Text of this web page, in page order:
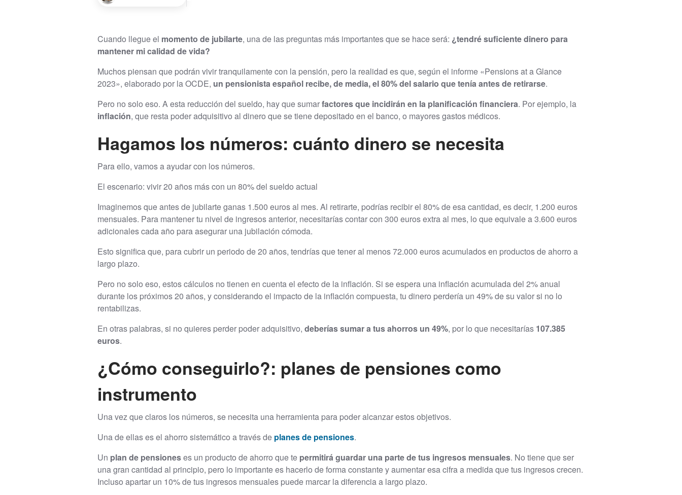
Cuando llegue el momento de jubilarte, una de las preguntas más importantes que se hace será: ¿tendré suficiente dinero para
mantener mi calidad de vida?
Muchos piensan que podrán vivir tranquilamente con la pensión, pero la realidad es que, según el informe «Pensions at a Glance
2023», elaborado por la OCDE, un pensionista español recibe, de media, el 80% del salario que tenía antes de retirarse.
Pero no solo eso. A esta reducción del sueldo, hay que sumarfactores que incidirán en la planificación financiera. Por ejemplo, la
inflación, que resta poder adquisitivo al dinero que se tiene depositado en el banco, o mayores gastos médicos.
Hagamos los números: cuánto dinero se necesita
Para ello, vamos a ayudar con los números.
El escenario: vivir 20 años más con un 80% del sueldo actual
Imaginemos que antes de jubilarte ganas 1.500 euros al mes. Al retirarte, podrías recibir el 80% de esa cantidad, es decir, 1.200 euros
mensuales. Para mantener tu nivel de ingresos anterior, necesitarías contar con 300 euros extra al mes, lo que equivale a 3.600 euros
adicionales cada año para asegurar una jubilación cómoda.
Esto significa que, para cubrir un periodo de 20 años, tendrías que tener al menos 72.000 euros acumulados en productos de ahorro a
largo plazo.
Pero no solo eso, estos cálculos no tienen en cuenta el efecto de la inflación. Si se espera una inflación acumulada del 2% anual
durante los próximos 20 años, y considerando el impacto de la inflación compuesta, tu dinero perdería un 49% de su valor si no lo
rentabilizas.
En otras palabras, si no quieres perder poder adquisitivo, deberías sumar a tus ahorros un 49%, por lo que necesitarías 107.385
euros.
¿Cómo conseguirlo?: planes de pensiones como
instrumento
Una vez que claros los números, se necesita una herramienta para poder alcanzar estos objetivos.
Una de ellas es el ahorro sistemático a través de planes de pensiones.
Un plan de pensioneses un producto de ahorro que te permitirá guardar una parte de tus ingresos mensuales. No tiene que ser
una gran cantidad al principio, pero lo importante es hacerlo de forma constante y aumentar esa cifra a medida que tus ingresos crecen.
Incluso apartar un 10% de tus ingresos mensuales puede marcar la diferencia a largo plazo.